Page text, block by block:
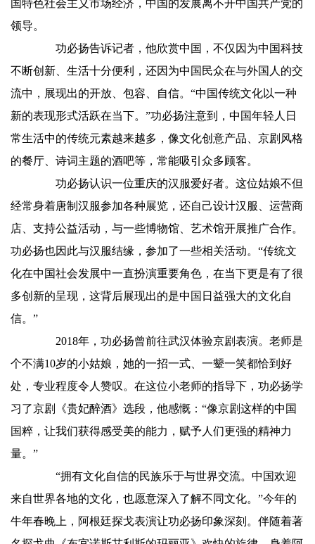
国特色社会主义市场经济，中国的发展离不开中国共产党的
领导。
功必扬告诉记者，他欣赏中国，不仅因为中国科技
不断创新、生活十分便利，还因为中国民众在与外国人的交
流中，展现出的开放、包容、自信。“中国传统文化以一种
新的表现形式活跃在当下。”功必扬注意到，中国年轻人日
常生活中的传统元素越来越多，像文化创意产品、京剧风格
的餐厅、诗词主题的酒吧等，常能吸引众多顾客。
功必扬认识一位重庆的汉服爱好者。这位姑娘不但
经常身着唐制汉服参加各种展览，还自己设计汉服、运营商
店、支持公益活动，与一些博物馆、艺术馆开展推广合作。
功必扬也因此与汉服结缘，参加了一些相关活动。“传统文
化在中国社会发展中一直扮演重要角色，在当下更是有了很
多创新的呈现，这背后展现出的是中国日益强大的文化自
信。”
2018年，功必扬曾前往武汉体验京剧表演。老师是
个不满10岁的小姑娘，她的一招一式、一颦一笑都恰到好
处，专业程度令人赞叹。在这位小老师的指导下，功必扬学
习了京剧《贵妃醉酒》选段，他感慨：“像京剧这样的中国
国粹，让我们获得感受美的能力，赋予人们更强的精神力
量。”
“拥有文化自信的民族乐于与世界交流。中国欢迎
来自世界各地的文化，也愿意深入了解不同文化。”今年的
牛年春晚上，阿根廷探戈表演让功必扬印象深刻。伴随着著